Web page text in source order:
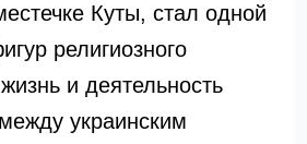
Куты, стал одной
религиозного
и деятельность
украинским